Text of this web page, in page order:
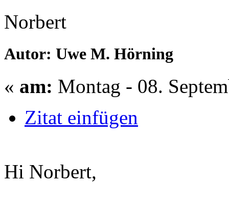
Norbert
Autor: Uwe M. Hörning
« am: Montag - 08.
Zitat einfügen
Hi Norbert,